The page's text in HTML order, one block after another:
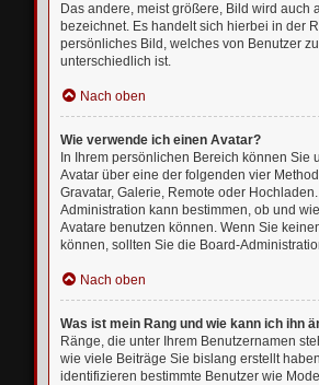
Das andere, meist größere, Bild wird auch
bezeichnet. Es handelt sich hierbei in der
persönliches Bild, welches von Benutzer
unterschiedlich ist.
Nach oben
Wie verwende ich einen Avatar?
In Ihrem persönlichen Bereich können Sie
Avatar über eine der folgenden vier
Gravatar, Galerie, Remote oder
Administration kann bestimmen, ob und
Avatare benutzen können. Wenn Sie
können, sollten Sie die Board-
Nach oben
Was ist mein Rang und wie kann ich ihn
Ränge, die unter Ihrem Benutzernamen
wie viele Beiträge Sie bislang erstellt
identifizieren bestimmte Benutzer wie